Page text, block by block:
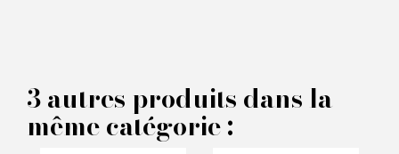
Cadre photo Magician -
Eichholtz
3 autres produits dans la
même catégorie :